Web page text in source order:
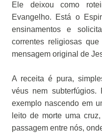
Ele deixou como
Evangelho. Está o
ensinamentos e
correntes religiosas
mensagem original de
A receita é pura,
véus nem
exemplo nascendo em
leito de morte uma
passagem entre nós,